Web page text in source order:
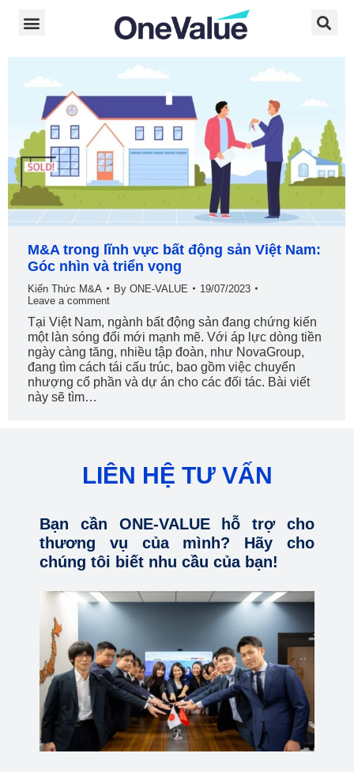
M&A trong lĩnh vực bất động sản Việt Nam:
Góc nhìn và triển vọng
Kiến Thức M&A By ONE-VALUE
19/07/2023
Leave a comment
Tại Việt Nam, ngành bất động sản đang chứng kiến
một làn sóng đổi mới mạnh mẽ. Với áp lực dòng tiền
ngày càng tăng, nhiều tập đoàn, như NovaGroup,
đang tìm cách tái cấu trúc, bao gồm việc chuyển
nhượng cổ phần và dự án cho các đối tác. Bài viết
này sẽ tìm…
LIÊN HỆ TƯ VẤN
Bạn cần ONE-VALUE hỗ trợ cho
thương vụ của mình? Hãy cho
chúng tôi biết nhu cầu của bạn!